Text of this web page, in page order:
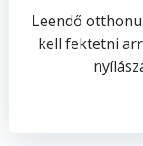
Leendő
kell fektetni